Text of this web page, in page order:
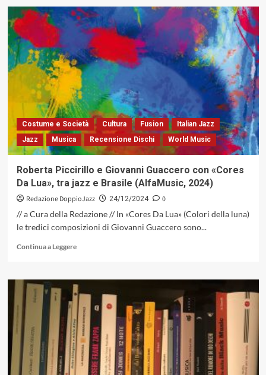
su
Vinile
sul
Divano:
strisce
di
groove
sull’asfalto
del
jazz
Costume e Società Cultura Fusion
Italian Jazz
Jazz
Musica Recensione Dischi World Music
Roberta Piccirillo e Giovanni Guaccero con «Cores
Da Lua», tra jazz e Brasile (AlfaMusic, 2024)
Redazione DoppioJazz 24/12/2024
0
// a Cura della Redazione // In «Cores Da Lua» (Colori della luna)
le tredici composizioni di Giovanni Guaccero sono...
Continua a LeggereLeggi
su
Roberta
Piccirillo
e
Giovanni
Guaccero
con
«Cores
Da